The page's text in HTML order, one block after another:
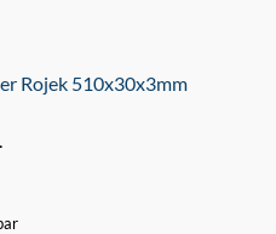
Rojek 510x30x3mm